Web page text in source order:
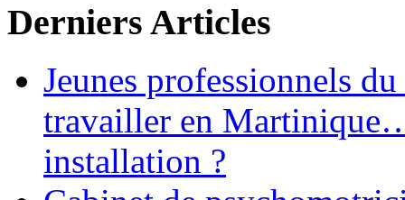
Derniers Articles
Jeunes professionnels
travailler en
installation ?